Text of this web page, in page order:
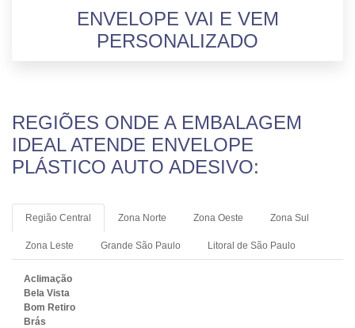
ENVELOPE VAI E VEM
PERSONALIZADO
REGIÕES ONDE A EMBALAGEM
IDEAL ATENDE ENVELOPE
PLÁSTICO AUTO ADESIVO:
Região Central Zona Norte Zona Oeste Zona Sul
Zona Leste Grande São Paulo Litoral de São Paulo
Aclimação
Bela Vista
Bom Retiro
Brás